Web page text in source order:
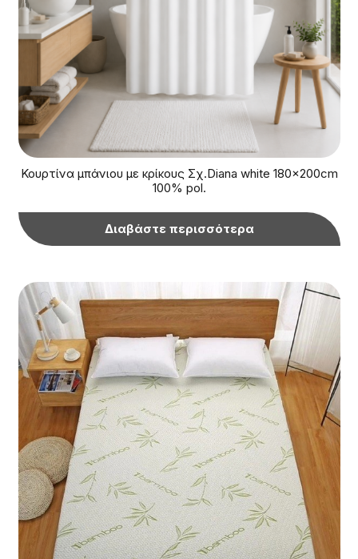
Κουρτίνα μπάνιου με κρίκους Σχ.Diana white 180x200cm
100% pol.
Διαβάστε περισσότερα